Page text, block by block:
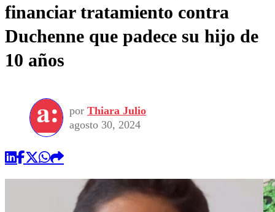
financiar tratamiento contra
Duchenne que padece su hijo de
10 años
por Thiara Julio
agosto 30, 2024